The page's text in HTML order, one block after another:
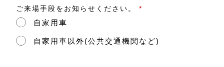
ご来場手段をお知らせください。 *
自家用車
自家用車以外(公共交通機関など)